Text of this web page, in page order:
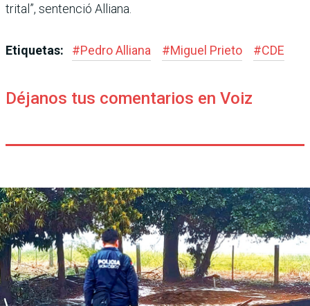
trital”, sentenció Alliana.
Etiquetas: #Pedro Alliana #Miguel Prieto #CDE
Déjanos tus comentarios en Voiz